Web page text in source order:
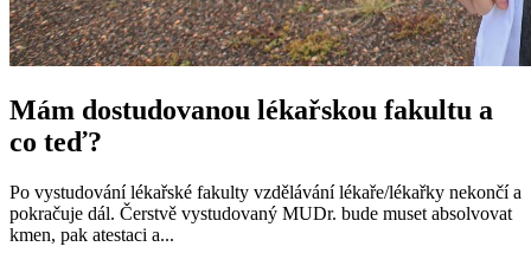
Mám dostudovanou lékařskou fakultu a
co teď?
Po vystudování lékařské fakulty vzdělávání lékaře/lékařky nekončí a
pokračuje dál. Čerstvě vystudovaný MUDr. bude muset absolvovat
kmen, pak atestaci a...